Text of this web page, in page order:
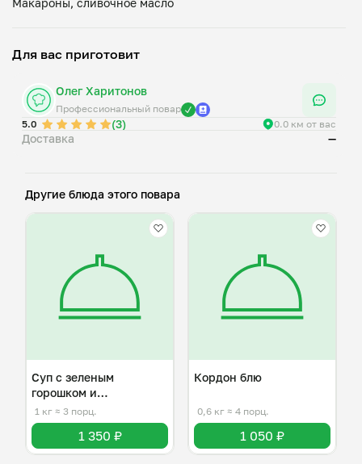
Для вас приготовит
Олег Харитонов
Профессиональный повар
5.0
(3) 0.0 км от вас
Доставка —
Другие блюда этого повара
Суп с зеленым
горошком и
копченостями
1 кг ≈ 3 порц.
1 350 ₽
Кордон блю
0,6 кг ≈ 4 порц.
1 050 ₽